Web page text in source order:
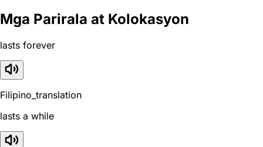
Mga Parirala at Kolokasyon
lasts forever
Filipino_translation
lasts a while